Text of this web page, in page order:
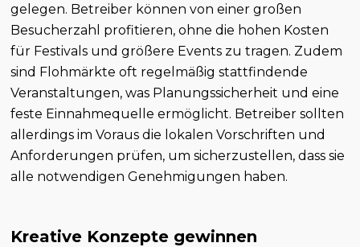
gelegen. Betreiber können von einer großen
Besucherzahl profitieren, ohne die hohen Kosten
für Festivals und größere Events zu tragen. Zudem
sind Flohmärkte oft regelmäßig stattfindende
Veranstaltungen, was Planungssicherheit und eine
feste Einnahmequelle ermöglicht. Betreiber sollten
allerdings im Voraus die lokalen Vorschriften und
Anforderungen prüfen, um sicherzustellen, dass sie
alle notwendigen Genehmigungen haben.
Kreative Konzepte gewinnen